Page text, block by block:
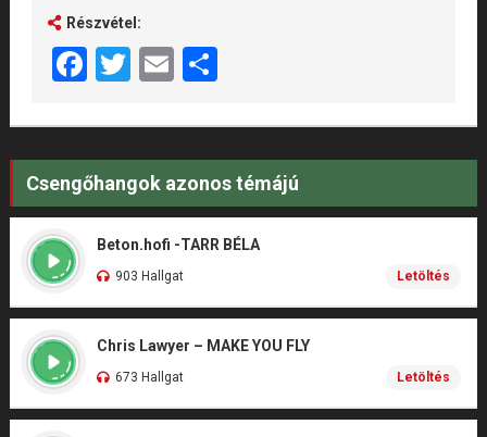
Részvétel:
Facebook
Twitter
EmailShare
Csengőhangok azonos témájú
Beton.hofi -TARR BÉLA
903 Hallgat Letöltés
Chris Lawyer – MAKE YOU FLY
673 Hallgat Letöltés